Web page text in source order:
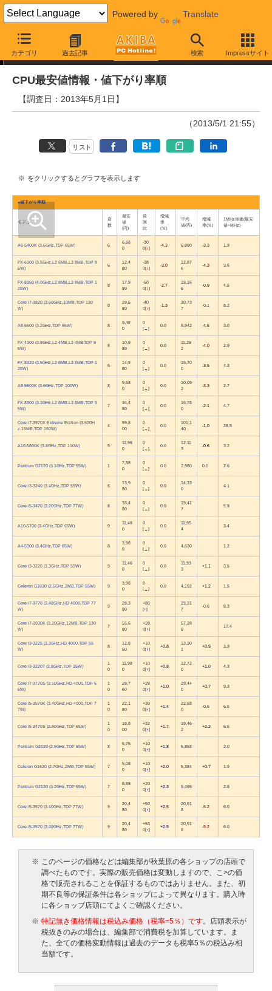
Powered by Translate
カテゴリ 過去記事 検索 Impressサイト
相場調査
CPU最安値情報・値下がり率順
【調査日：2013年5月1日】
（2013/5/1 21:55）
リスト
※ をクリックするとグラフを表示します
●値下がり率順
モデル
店
数
最安
値
(円)
前
回
比
増減
率
(％)
平均
値(円)
増減
率(％)
1MHz単価(最安
値÷MHz)
A6-5400K (3.6GHz,TDP 65W) 6
6,68
0
-30
0[↓]
-4.3 6,880 -3.3 1.9
FX-6300 (3.5GHz,L2 6MB,L3 8MB,TDP 9
5W)
6
12,4
80
-38
0[↓]
-3.0
12,87
6
-4.3 3.6
FX-8350 (4.0GHz,L2 8MB,L3 8MB,TDP 1
25W)
8
17,9
80
-50
0[↓]
-2.7
19,16
6
-0.9 4.5
Core i7-3820 (3.60GHz,10MB,TDP 130
W)
8
29,5
80
-40
0[↓]
-1.3
30,73
7
-0.1 8.2
A8-5500 (3.2GHz,TDP 65W) 8
9,48
0
0
[ → ]
0.0 9,942 -4.5 3.0
FX-4300 (3.8GHz,L2 4MB,L3 4MBTDP 9
5W)
8
10,9
80
0
[ → ]
0.0
11,29
2
-4.0 2.9
FX-8320 (3.5GHz,L2 8MB,L3 8MB,TDP 1
25W)
5
14,9
80
0
[ → ]
0.0
15,70
0
-3.5 4.3
A8-5600K (3.6GHz,TDP 100W) 8
9,68
0
0
[ → ]
0.0
10,09
2
-3.3 2.7
FX-8300 (3.3GHz,L2 8MB,L3 8MB,TDP 9
5W)
7
16,4
80
0
[ → ]
0.0
16,78
0
-2.1 4.7
Core i7-3970X Extreme Edition (3.50GH
z,15MB,TDP 150W)
4
99,8
00
0
[ → ]
0.0
101,1
40
-1.0 28.5
A10-5800K (3.8GHz,TDP 100W) 9
11,98
0
0
[ → ]
0.0
12,11
3
-0.6 3.2
Pentium G2120 (3.1GHz,TDP 55W) 1
7,98
0
0
[ → ]
0.0 7,980 0.0 2.6
Core i3-3240 (3.4GHz,TDP 55W) 6
13,9
80
0
[ → ]
0.0
14,33
0
4.1
Core i5-3470 (3.20GHz,TDP 77W) 8
18,4
80
0
[ → ]
0.0
19,41
7
5.8
A10-5700 (3.4GHz,TDP 65W) 9
11,48
0
0
[ → ]
0.0
11,95
4
3.4
A4-5300 (3.4GHz,TDP 65W) 8
3,98
0
0
[ → ]
0.0 4,630 1.2
Core i3-3220 (3.3GHz,TDP 55W) 9
11,46
0
0
[ → ]
0.0
11,93
3
+1.1 3.5
Celeron G1610 (2.6GHz,2MB,TDP 55W) 9
3,98
0
0
[ → ]
0.0 4,192 +1.2 1.5
Core i7-3770 (3.40GHz,HD 4000,TDP 77
W)
9
28,3
80
+80
[↑]
29,31
7
-0.6 8.3
Core i7-3930K (3.20GHz,12MB,TDP 130
W)
7
55,6
80
+28
0[↑]
57,28
8
17.4
Core i3-3225 (3.3GHz,HD 4000,TDP 55
W)
8
12,8
50
+10
0[↑]
+0.8
13,30
1
+0.9 3.9
Core i3-3220T (2.8GHz,TDP 35W)
1
0
11,98
0
+10
0[↑]
+0.8
12,72
0
+1.0 4.3
Core i7-3770S (3.10GHz,HD 4000,TDP 6
5W)
1
0
28,7
60
+28
0[↑]
+1.0
29,44
0
+0.7 9.3
Core i5-3570K (3.40GHz,HD 4000,TDP 7
7W)
1
0
22,1
80
+30
0[↑]
+1.4
22,58
0
-0.5 6.5
Core i5-3470S (2.90GHz,TDP 65W)
1
0
18,8
00
+32
0[↑]
+1.7
19,46
2
+2.2 6.5
Pentium G2020 (2.9GHz,TDP 55W) 8
5,75
0
+10
0[↑]
+1.8 5,858 2.0
Celeron G1620 (2.7GHz,2MB,TDP 55W) 7
5,08
0
+10
0[↑]
+2.0 5,384 +0.7 1.9
Pentium G2130 (3.2GHz,TDP 55W) 7
8,98
0
+20
0[↑]
+2.3 9,465 2.8
Core i5-3570 (3.40GHz,TDP 77W) 9
20,4
80
+50
0[↑]
+2.5
20,91
8
-5.2 6.0
Core i5-3570 (3.40GHz,TDP 77W) 9
20,4
80
+50
0[↑]
+2.5
20,91
8
-5.2 6.0
※ このページの価格などは編集部が秋葉原の各ショップの店頭で
調べたものです。実際の販売価格は変動しますので、こ>の価
格で販売されることを保証するものではありません。また、初
期不良等の保証条件は各ショップによって異なります。購入時
に各ショップ店頭にてよくご確認ください。
※ 特記無き価格情報は税込み価格（税率=5％）です。店頭表示が
税抜きのみの場合は、編集部で消費税を加算しています。ま
た、全ての価格変動情報は過去のデータも税率5％の税込み相
当額です。